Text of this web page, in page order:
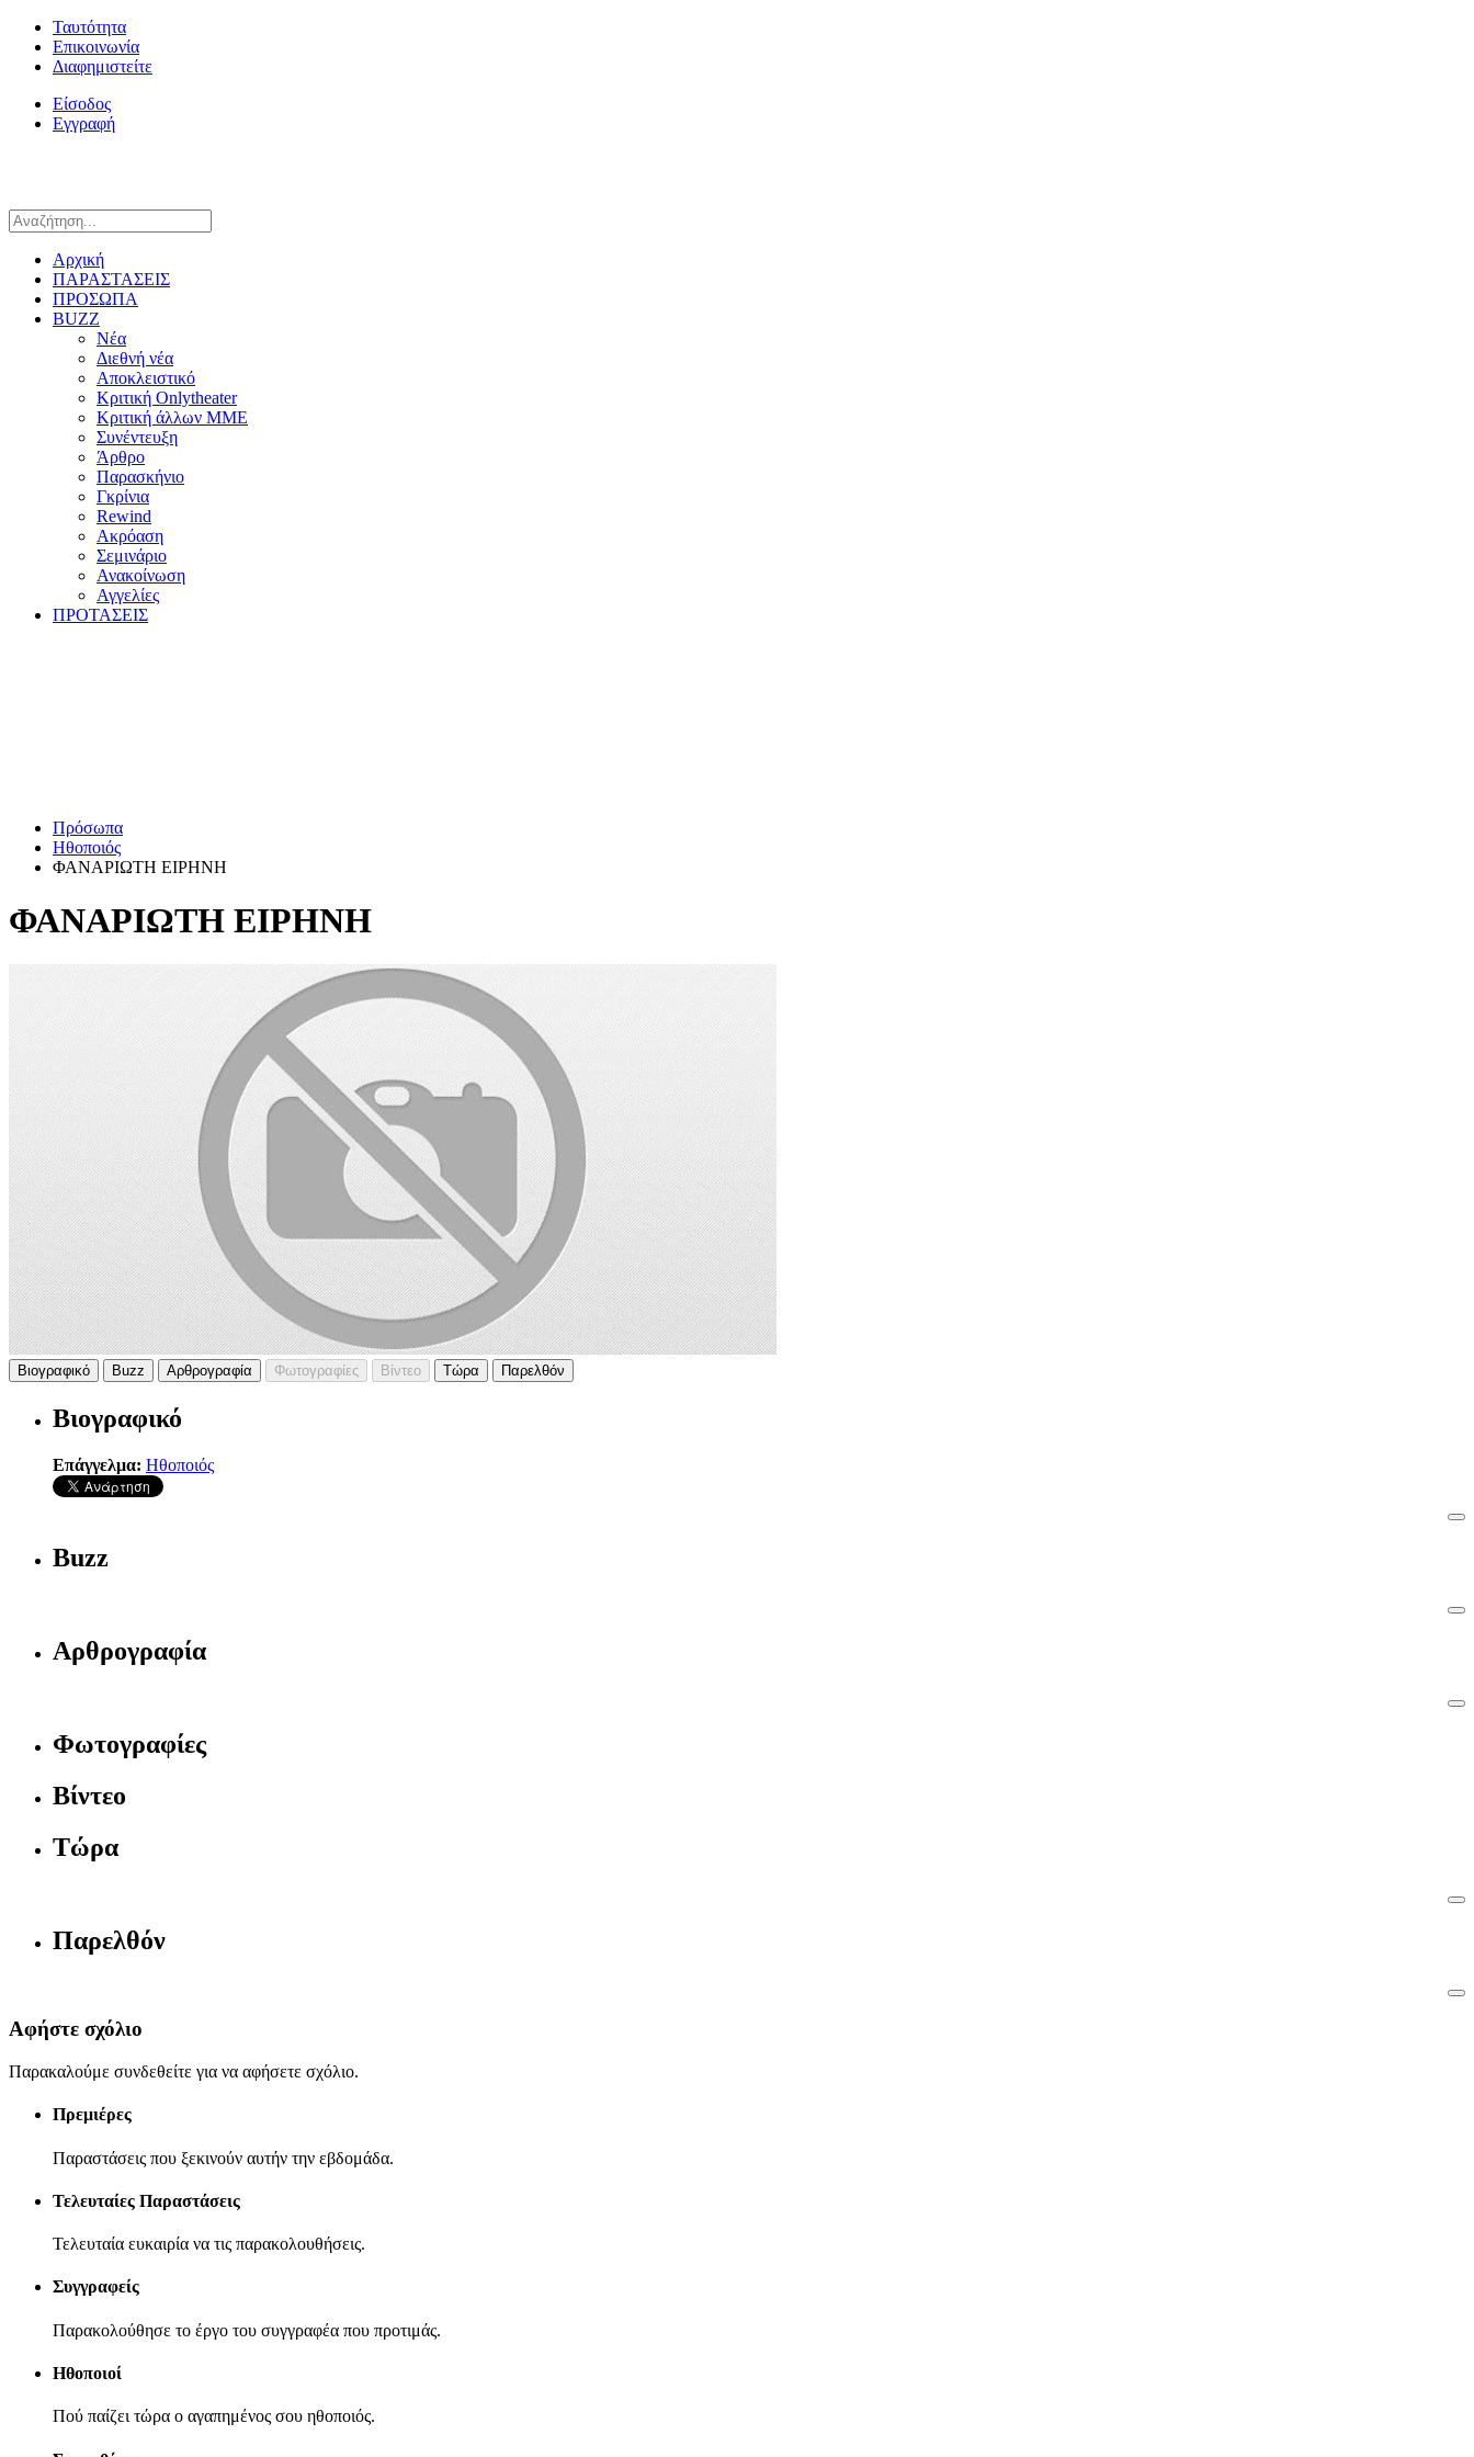
Ταυτότητα
Επικοινωνία
Διαφημιστείτε
Είσοδος
Εγγραφή
Αρχική
ΠΑΡΑΣΤΑΣΕΙΣ
ΠΡΟΣΩΠΑ
BUZZ
Νέα
Διεθνή νέα
Αποκλειστικό
Κριτική Onlytheater
Κριτική άλλων ΜΜΕ
Συνέντευξη
Άρθρο
Παρασκήνιο
Γκρίνια
Rewind
Ακρόαση
Σεμινάριο
Ανακοίνωση
Αγγελίες
ΠΡΟΤΑΣΕΙΣ
Πρόσωπα
Ηθοποιός
ΦΑΝΑΡΙΩΤΗ ΕΙΡΗΝΗ
ΦΑΝΑΡΙΩΤΗ ΕΙΡΗΝΗ
Βιογραφικό Buzz Αρθρογραφία Φωτογραφίες Βίντεο Τώρα Παρελθόν
Βιογραφικό
Επάγγελμα: Ηθοποιός
Buzz
Αρθρογραφία
Φωτογραφίες
Βίντεο
Τώρα
Παρελθόν
Αφήστε σχόλιο
Παρακαλούμε συνδεθείτε για να αφήσετε σχόλιο.
Πρεμιέρες
Παραστάσεις που ξεκινούν αυτήν την εβδομάδα.
Τελευταίες Παραστάσεις
Τελευταία ευκαιρία να τις παρακολουθήσεις.
Συγγραφείς
Παρακολούθησε το έργο του συγγραφέα που προτιμάς.
Ηθοποιοί
Πού παίζει τώρα ο αγαπημένος σου ηθοποιός.